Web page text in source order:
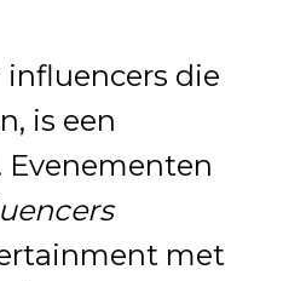
die
is een
met